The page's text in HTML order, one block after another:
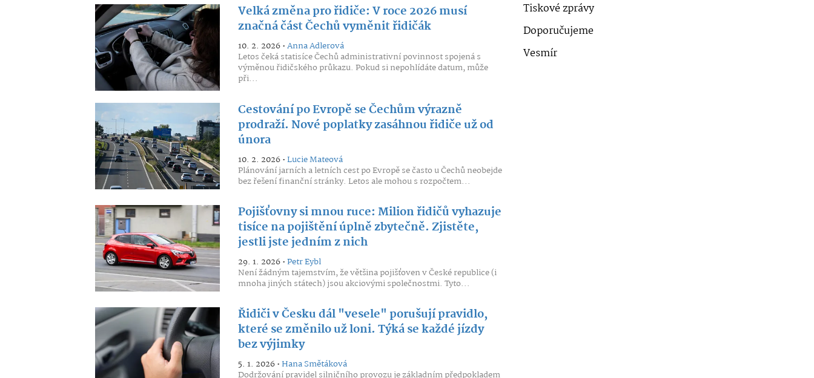
Velká změna pro řidiče: V roce 2026 musí
značná část Čechů vyměnit řidičák
10. 2. 2026 •Anna Adlerová
Letos čeká statisíce Čechů administrativní povinnost spojená s
výměnou řidičského průkazu. Pokud si nepohlídáte datum, může
při...
Cestování po Evropě se Čechům výrazně
prodraží. Nové poplatky zasáhnou řidiče už od
února
10. 2. 2026 •Lucie Mateová
Plánování jarních a letních cest po Evropě se často u Čechů neobejde
bez řešení finanční stránky. Letos ale mohou s rozpočtem...
Pojišťovny si mnou ruce: Milion řidičů vyhazuje
tisíce na pojištění úplně zbytečně. Zjistěte,
jestli jste jedním z nich
29. 1. 2026 •Petr Eybl
Není žádným tajemstvím, že většina pojišťoven v České republice (i
mnoha jiných státech) jsou akciovými společnostmi. Tyto...
Řidiči v Česku dál "vesele" porušují pravidlo,
které se změnilo už loni. Týká se každé jízdy
bez výjimky
5. 1. 2026 •Hana Smětáková
Dodržování pravidel silničního provozu je základním předpokladem
Tiskové zprávy
Doporučujeme
Vesmír